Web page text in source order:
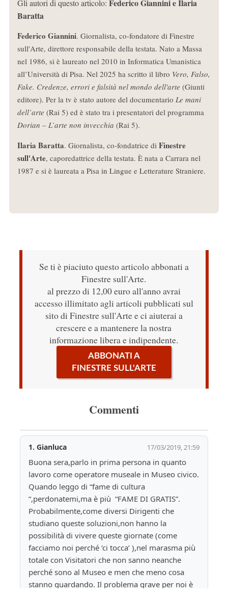
Gli autori di questo articolo: Federico Giannini e Ilaria
Baratta
Federico Giannini. Giornalista, co-fondatore di Finestre
sull'Arte, direttore responsabile della testata. Nato a Massa
nel 1986, si è laureato nel 2010 in Informatica Umanistica
all’Università di Pisa. Nel 2025 ha scritto il libro Vero, Falso,
Fake. Credenze, errori e falsità nel mondo dell'arte (Giunti
editore). Per la tv è stato autore del documentario Le mani
dell’arte (Rai 5) ed è stato tra i presentatori del programma
Dorian – L’arte non invecchia (Rai 5).
Ilaria Baratta. Giornalista, co-fondatrice di Finestre
sull'Arte, caporedattrice della testata. È nata a Carrara nel
1987 e si è laureata a Pisa in Lingue e Letterature Straniere.
Se ti è piaciuto questo articolo abbonati a
Finestre sull'Arte.
al prezzo di 12,00 euro all'anno avrai
accesso illimitato agli articoli pubblicati sul
sito di Finestre sull'Arte e ci aiuterai a
crescere e a mantenere la nostra
informazione libera e indipendente.
ABBONATI A
FINESTRE SULL'ARTE
Commenti
1. Gianluca 17/03/2019, 21:59
Buona sera,parlo in prima persona in quanto
lavoro come operatore museale in Museo civico.
Quando leggo di “fame di cultura
“,perdonatemi,ma è più  “FAME DI GRATIS”.
Probabilmente,come diversi Dirigenti che
studiano queste soluzioni,non hanno la
possibilità di vivere queste giornate (come
facciamo noi perché ‘ci tocca’ ),nel marasma più
totale con Visitatori che non sanno neanche
perché sono al Museo e men che meno cosa
stanno guardando. Il problema grave per noi è